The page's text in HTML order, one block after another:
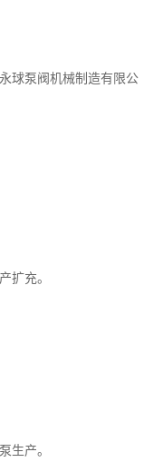
球泵阀机械制造有限公
扩充。
生产。